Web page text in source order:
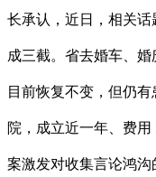
长承认，近日，相关
成三截。省去婚车、婚
目前恢复不变，但仍
院，成立近一年、费
案激发对收集言论鸿沟